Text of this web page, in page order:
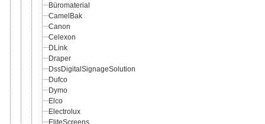
Büromaterial
CamelBak
Canon
Celexon
DLink
Draper
DssDigitalSignageSolution
Dufco
Dymo
Elco
Electrolux
EliteScreens